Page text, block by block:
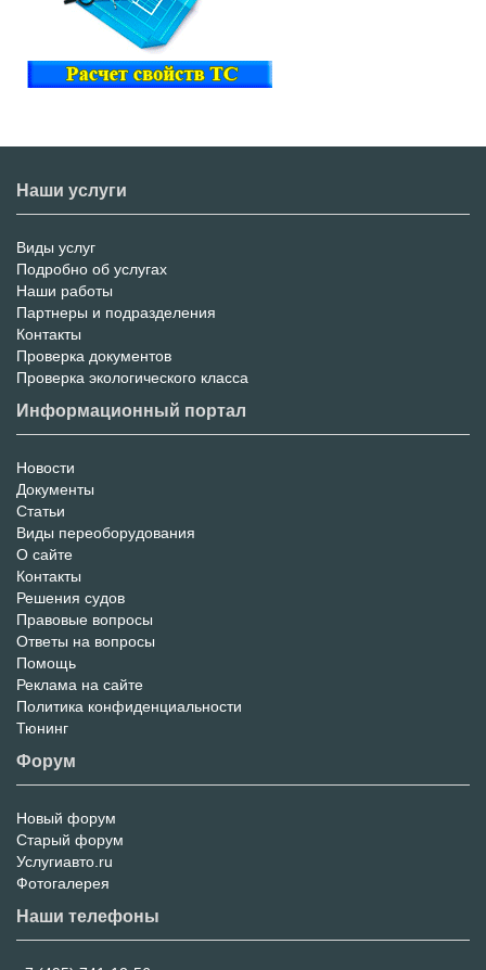
Наши услуги
Меню
услуг
Виды услуг
Подробно об услугах
Наши работы
Партнеры и подразделения
Контакты
Проверка документов
Проверка экологического класса
Информационный портал
Информационный
Портал
Новости
Документы
Статьи
Виды переоборудования
О сайте
Контакты
Решения судов
Правовые вопросы
Ответы на вопросы
Помощь
Реклама на сайте
Политика конфиденциальности
Тюнинг
Форум
Форум
Новый форум
Старый форум
Услугиавто.ru
Фотогалерея
Наши телефоны